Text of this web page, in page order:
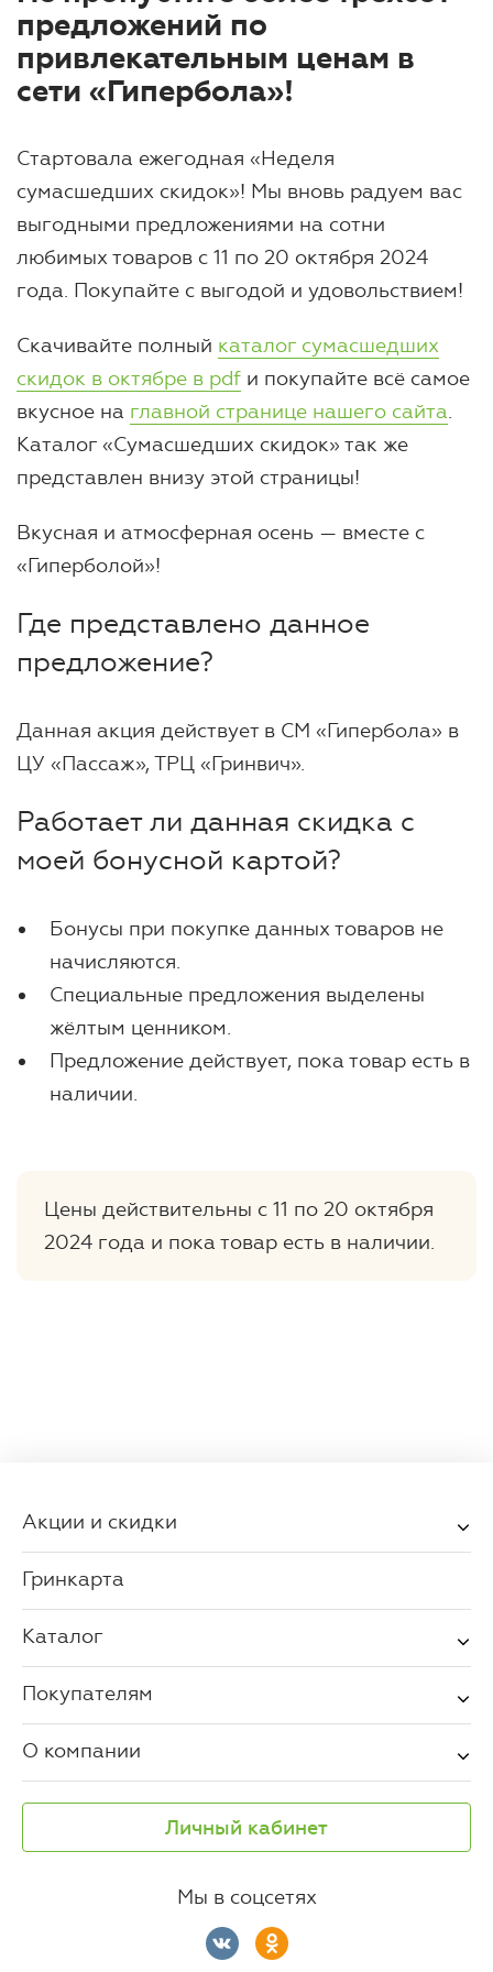
предложений по
привлекательным ценам в
сети «Гипербола»!
Стартовала ежегодная «Неделя
сумасшедших скидок»! Мы вновь радуем вас
выгодными предложениями на сотни
любимых товаров с 11 по 20 октября 2024
года. Покупайте с выгодой и удовольствием!
Скачивайте полный каталог сумасшедших
скидок в октябре в pdf и покупайте всё самое
вкусное на главной странице нашего сайта.
Каталог «Сумасшедших скидок» так же
представлен внизу этой страницы!
Вкусная и атмосферная осень — вместе с
«Гиперболой»!
Где представлено данное
предложение?
Данная акция действует в СМ «Гипербола» в
ЦУ «Пассаж», ТРЦ «Гринвич».
Работает ли данная скидка с
моей бонусной картой?
Бонусы при покупке данных товаров не
начисляются.
Специальные предложения выделены
жёлтым ценником.
Предложение действует, пока товар есть в
наличии.
Цены действительны с 11 по 20 октября
2024 года и пока товар есть в наличии.
Акции и скидки
Гринкарта
Личный кабинет
Каталог
Покупателям
О компании
Мы в соцсетях